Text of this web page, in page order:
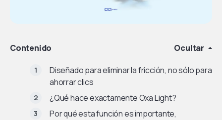
Contenido Ocultar
Diseñado para eliminar la fricción, no sólo para
ahorrar clics
¿Qué hace exactamente Oxa Light?
Por qué esta función es importante,